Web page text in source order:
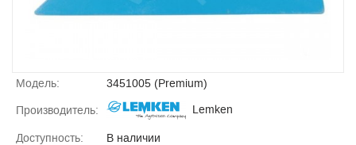
Модель: 3451005 (Premium)
Производитель: Lemken
Доступность: В наличии